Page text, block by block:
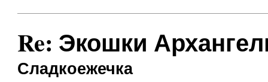
Re: Экошки
Сладкоежечка